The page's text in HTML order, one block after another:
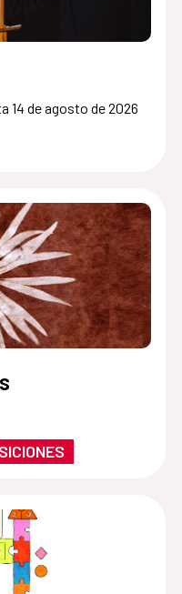
14 de agosto de 2026